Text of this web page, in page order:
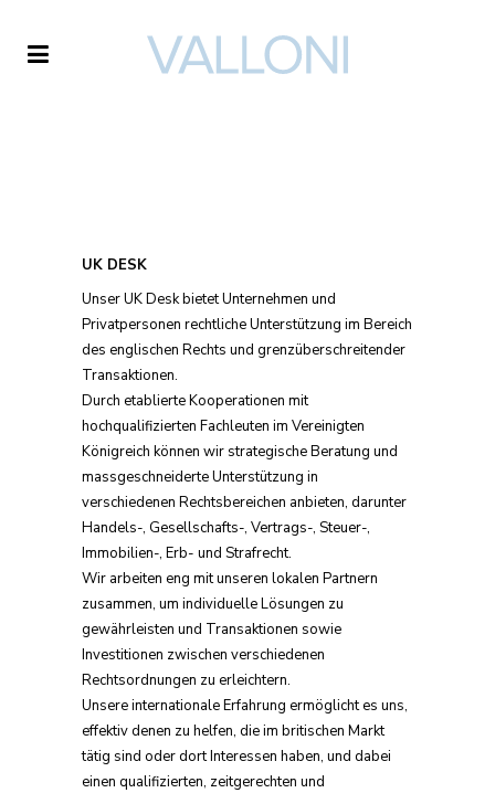
UK DESK
Unser UK Desk bietet Unternehmen und
Privatpersonen rechtliche Unterstützung im Bereich
des englischen Rechts und grenzüberschreitender
Transaktionen.
Durch etablierte Kooperationen mit
hochqualifizierten Fachleuten im Vereinigten
Königreich können wir strategische Beratung und
massgeschneiderte Unterstützung in
verschiedenen Rechtsbereichen anbieten, darunter
Handels-, Gesellschafts-, Vertrags-, Steuer-,
Immobilien-, Erb- und Strafrecht.
Wir arbeiten eng mit unseren lokalen Partnern
zusammen, um individuelle Lösungen zu
gewährleisten und Transaktionen sowie
Investitionen zwischen verschiedenen
Rechtsordnungen zu erleichtern.
Unsere internationale Erfahrung ermöglicht es uns,
effektiv denen zu helfen, die im britischen Markt
tätig sind oder dort Interessen haben, und dabei
einen qualifizierten, zeitgerechten und